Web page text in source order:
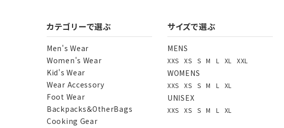
カテゴリーで選ぶ
Men's Wear
Women's Wear
Kid's Wear
Wear Accessory
Foot Wear
Backpacks＆OtherBags
Cooking Gear
サイズで選ぶ
MENS
XXS XS S M L XL XXL
WOMENS
XXS XS S M L XL
UNISEX
XXS XS S M L XL